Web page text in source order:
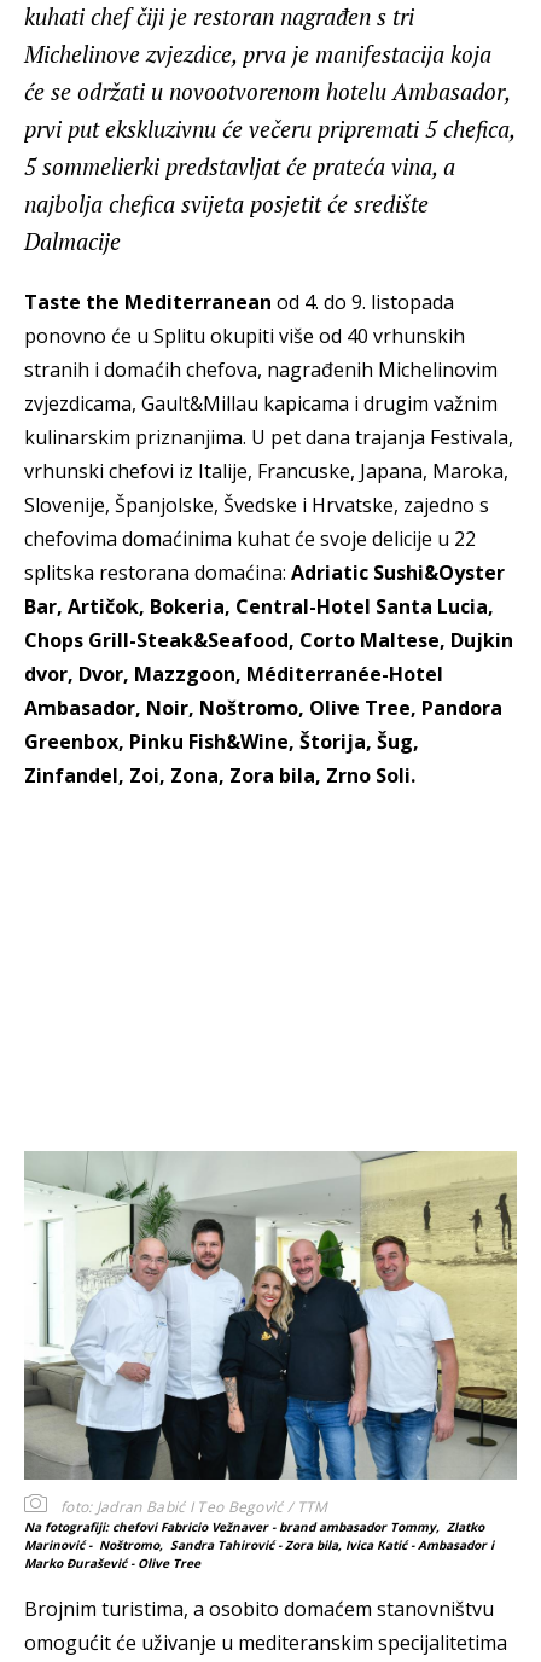
kuhati chef čiji je restoran nagrađen s tri
Michelinove zvjezdice, prva je manifestacija koja
će se održati u novootvorenom hotelu Ambasador,
prvi put ekskluzivnu će večeru pripremati 5 chefica,
5 sommelierki predstavljat će prateća vina, a
najbolja chefica svijeta posjetit će središte
Dalmacije
Taste the Mediterranean od 4. do 9. listopada
ponovno će u Splitu okupiti više od 40 vrhunskih
stranih i domaćih chefova, nagrađenih Michelinovim
zvjezdicama, Gault&Millau kapicama i drugim važnim
kulinarskim priznanjima. U pet dana trajanja Festivala,
vrhunski chefovi iz Italije, Francuske, Japana, Maroka,
Slovenije, Španjolske, Švedske i Hrvatske, zajedno s
chefovima domaćinima kuhat će svoje delicije u 22
splitska restorana domaćina: Adriatic Sushi&Oyster
Bar, Artičok, Bokeria, Central-Hotel Santa Lucia,
Chops Grill-Steak&Seafood, Corto Maltese, Dujkin
dvor, Dvor, Mazzgoon, Méditerranée-Hotel
Ambasador, Noir, Noštromo, Olive Tree, Pandora
Greenbox, Pinku Fish&Wine, Štorija, Šug,
Zinfandel, Zoi, Zona, Zora bila, Zrno Soli.
foto: Jadran Babić I Teo Begović / TTM
Na fotografiji: chefovi Fabricio Vežnaver - brand ambasador Tommy, Zlatko
Marinović - Noštromo, Sandra Tahirović - Zora bila, Ivica Katić - Ambasador i
Marko Đurašević - Olive Tree
Brojnim turistima, a osobito domaćem stanovništvu
omogućit će uživanje u mediteranskim specijalitetima